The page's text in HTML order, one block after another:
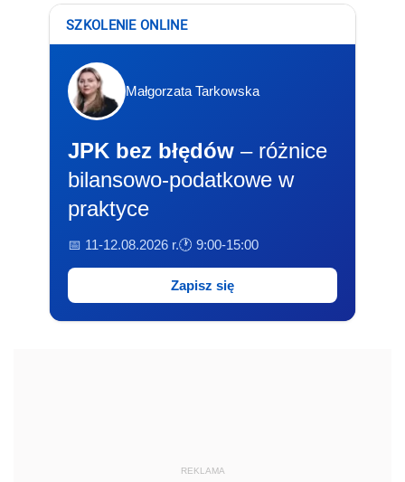
SZKOLENIE ONLINE
Małgorzata Tarkowska
JPK bez błędów – różnice
bilansowo-podatkowe w
praktyce
📅 11-12.08.2026 r.🕐 9:00-15:00
Zapisz się
REKLAMA